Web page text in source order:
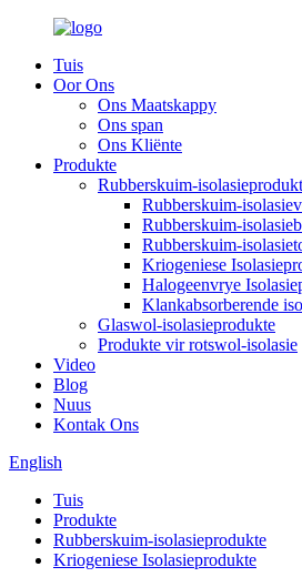
Tuis
Oor Ons
Ons Maatskappy
Ons span
Ons Kliënte
Produkte
Rubberskuim-
Rubberskuim-
Rubberskuim-
Rubberskuim-
Kriogeniese
Halogeenvrye
Klankabsorberende
Glaswol-isolasieprodukte
Produkte vir rotswol-isolasie
Video
Blog
Nuus
Kontak Ons
English
Tuis
Produkte
Rubberskuim-isolasieprodukte
Kriogeniese Isolasieprodukte